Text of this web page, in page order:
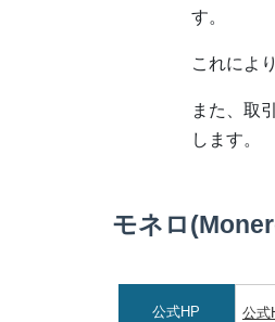
す。
これによ
また、取
します。
モネロ
公式HP 公式